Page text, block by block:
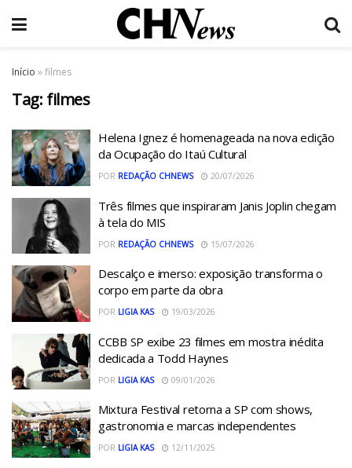
Início »filmes
Tag: filmes
Helena Ignez é homenageada na nova edição
da Ocupação do Itaú Cultural
POR REDAÇÃO CHNEWS 20/07/2026
Três filmes que inspiraram Janis Joplin chegam
à tela do MIS
POR REDAÇÃO CHNEWS 15/07/2026
Descalço e imerso: exposição transforma o
corpo em parte da obra
POR LIGIA KAS 19/03/2026
CCBB SP exibe 23 filmes em mostra inédita
dedicada a Todd Haynes
POR LIGIA KAS 09/01/2026
Mixtura Festival retorna a SP com shows,
gastronomia e marcas independentes
POR LIGIA KAS 12/11/2025